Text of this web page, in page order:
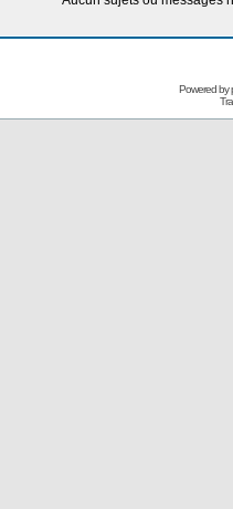
Powered by